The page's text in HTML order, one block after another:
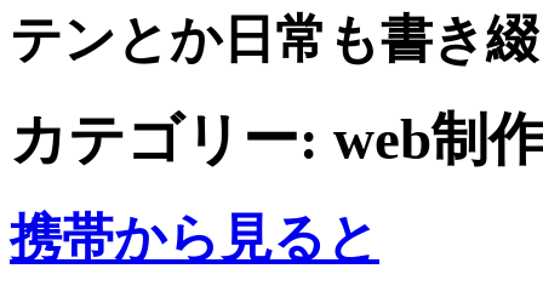
テンとか日常も書き
カテゴリー: web制
携帯から見ると